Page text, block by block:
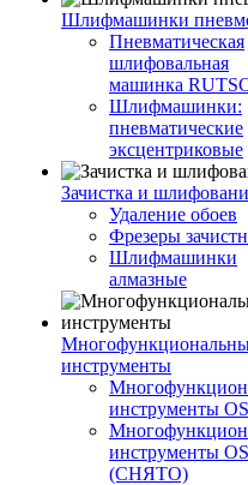
Шлифмашинки
Пневматическая
шлифовальная
машинка
Шлифмашинки:
пневматические
эксцентриковые
Зачистка и
Удаление обоев
Фрезеры
Шлифмашинки
алмазные
инструменты
инструменты
инструменты OS
(СНЯТО)